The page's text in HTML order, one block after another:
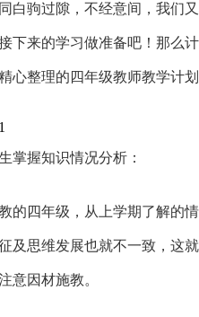
白驹过隙，不经意间，我们
下来的学习做准备吧！那么
心整理的四年级教师教学计
掌握知识情况分析：
的四年级，从上学期了解的
及思维发展也就不一致，这
意因材施教。